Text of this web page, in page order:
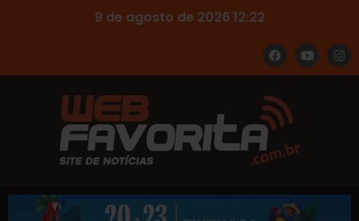
9 de agosto de 2026 12:22